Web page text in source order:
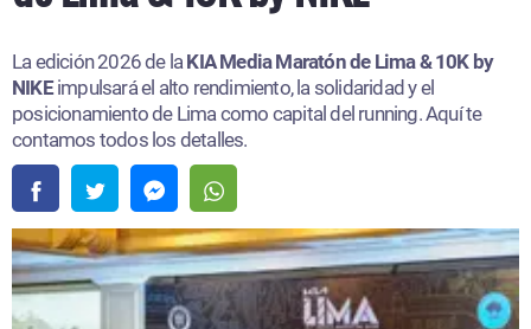
La edición 2026 de la KIA Media Maratón de Lima & 10K by
NIKEimpulsará el alto rendimiento, la solidaridad y el
posicionamiento de Lima como capital del running. Aquí te
contamos todos los detalles.